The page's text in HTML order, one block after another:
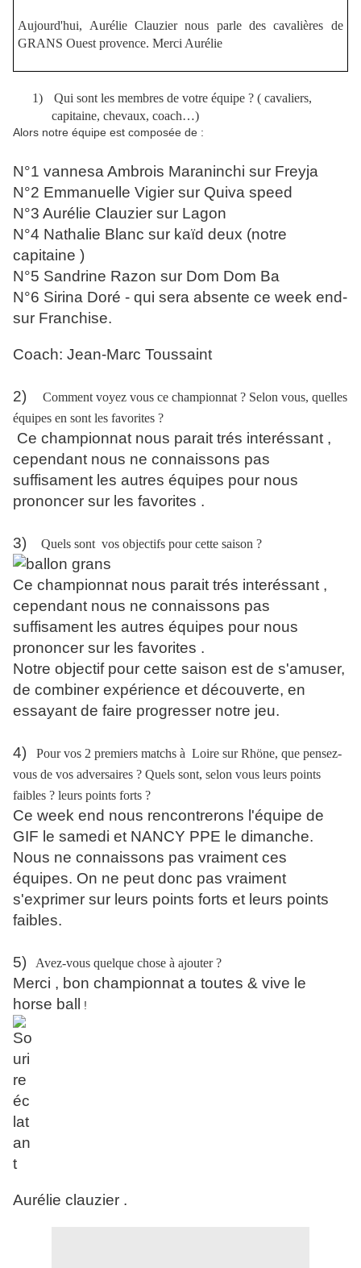
Aujourd'hui, Aurélie Clauzier nous parle des cavalières de
GRANS Ouest provence. Merci Aurélie
1)
Qui sont les membres de votre équipe ? ( cavaliers,
capitaine, chevaux, coach…)
Alors notre équipe est composée de :
N°1 vannesa Ambrois Maraninchi sur Freyja
N°2 Emmanuelle Vigier sur Quiva speed
N°3 Aurélie Clauzier sur Lagon
N°4 Nathalie Blanc sur kaïd deux (notre
capitaine )
N°5 Sandrine Razon sur Dom Dom Ba
N°6 Sirina Doré - qui sera absente ce week end-
sur Franchise.
Coach: Jean-Marc Toussaint
2)
Comment voyez vous ce championnat ? Selon vous, quelles
équipes en sont les favorites ?
Ce championnat nous parait trés interéssant ,
cependant nous ne connaissons pas
suffisament les autres équipes pour nous
prononcer sur les favorites .
3) Quels sont vos objectifs pour cette saison ?
Ce championnat nous parait trés interéssant ,
cependant nous ne connaissons pas
suffisament les autres équipes pour nous
prononcer sur les favorites .
Notre objectif pour cette saison est de s'amuser,
de combiner expérience et découverte, en
essayant de faire progresser notre jeu.
4) Pour vos 2 premiers matchs à Loire sur Rhöne, que pensez-
vous de vos adversaires ? Quels sont, selon vous leurs points
faibles ? leurs points forts ?
Ce week end nous rencontrerons l'équipe de
GIF le samedi et NANCY PPE le dimanche.
Nous ne connaissons pas vraiment ces
équipes. On ne peut donc pas vraiment
s'exprimer sur leurs points forts et leurs points
faibles.
5) Avez-vous quelque chose à ajouter ?
Merci , bon championnat a toutes & vive le
horse ball !
Aurélie clauzier .